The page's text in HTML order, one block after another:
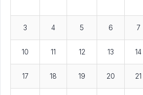
3 4 5 6 7
10 11 12 13 14
17 18 19 20 21